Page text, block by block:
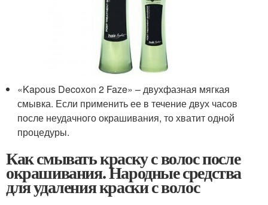
«Kapous Decoxon 2 Faze» – двухфазная мягкая
смывка. Если применить ее в течение двух часов
после неудачного окрашивания, то хватит одной
процедуры.
Как смывать краску с волос после
окрашивания. Народные средства
для удаления краски с волос